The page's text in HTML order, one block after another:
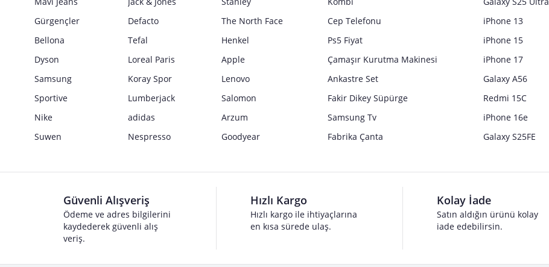
Gürgençler
Defacto
The North Face
Bellona
Tefal
Henkel
Dyson
Loreal Paris
Apple
Samsung
Koray Spor
Lenovo
Sportive
Lumberjack
Salomon
Nike
adidas
Arzum
Suwen
Nespresso Goodyear
Cep Telefonu
Ps5 Fiyat
Çamaşır Kurutma Makinesi
Ankastre Set
Fakir Dikey Süpürge
Samsung Tv
Fabrika Çanta
iPhone 13
iPhone 15
iPhone 17
Galaxy A56
Redmi 15C
iPhone 16e
Galaxy S25FE
Güvenli Alışveriş
Ödeme ve adres bilgilerini
kaydederek güvenli alış
veriş.
Hızlı Kargo
Hızlı kargo ile ihtiyaçlarına
en kısa sürede ulaş.
Kolay İade
Satın aldığın ürünü kolay
iade edebilirsin.